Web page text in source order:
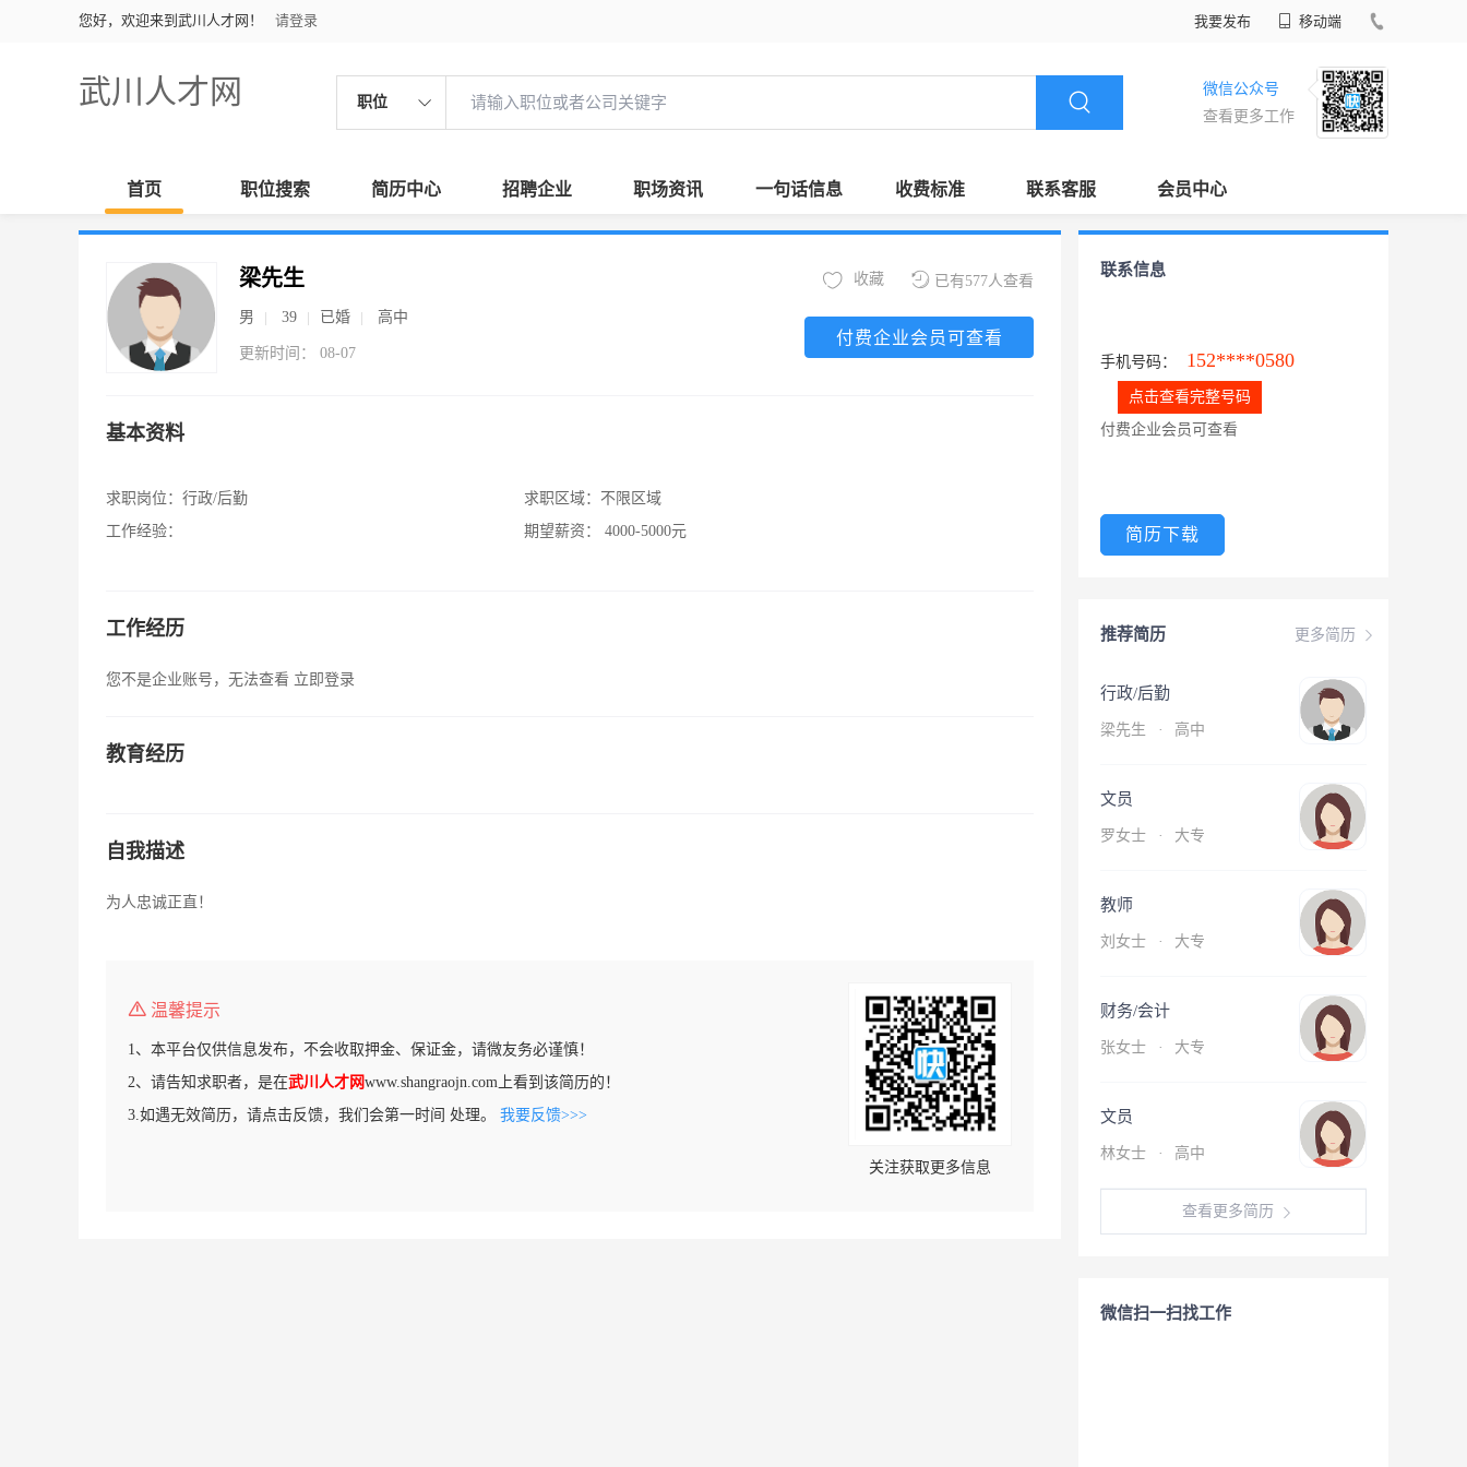
您好，欢迎来到武川人才网！ 请登录 我要发布 移动端
武川人才网 职位
微信公众号
查看更多工作
首页 职位搜索 简历中心 招聘企业 职场资讯 一句话信息 收费标准 联系客服 会员中心
梁先生
男 39 已婚 高中
更新时间： 08-07
已有577人查看
收藏
付费企业会员可查看
基本资料
求职岗位： 行政/后勤
工作经验：
求职区域： 不限区域
期望薪资：
4000-5000元
工作经历
您不是企业账号，无法查看 立即登录
教育经历
自我描述
为人忠诚正直！
温馨提示
1、本平台仅供信息发布，不会收取押金、保证金，请微友务必谨慎！
2、请告知求职者，是在武川人才网www.shangraojn.com上看到该简历的！
3.如遇无效简历，请点击反馈，我们会第一时间 处理。 我要反馈>>>
关注获取更多信息
联系信息
手机号码： 152****0580
点击查看完整号码
付费企业会员可查看
简历下载
更多简历
推荐简历
行政/后勤
梁先生 · 高中
文员
罗女士 · 大专
教师
刘女士 · 大专
财务/会计
张女士 · 大专
文员
林女士 · 高中
查看更多简历
微信扫一扫找工作